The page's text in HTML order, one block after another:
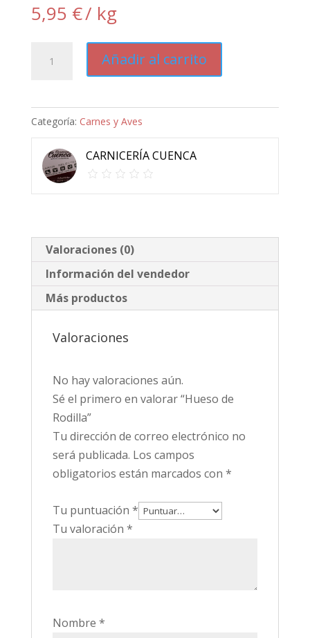
5,95 €/ kg
cantidad
Añadir al carrito
Categoría: Carnes y Aves
CARNICERÍA CUENCA
Valoraciones (0)
Información del vendedor
Más productos
Valoraciones
No hay valoraciones aún.
Sé el primero en valorar “Hueso de
Rodilla”
Tu dirección de correo electrónico no
será publicada. Los campos
obligatorios están marcados con *
Tu puntuación *
Tu valoración *
Nombre *